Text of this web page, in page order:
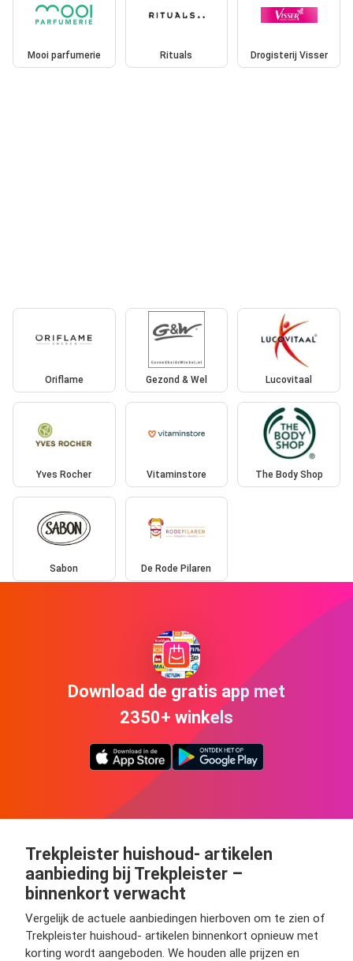
Mooi parfumerie Rituals Drogisterij Visser
Oriflame Gezond & Wel Lucovitaal
Yves Rocher Vitaminstore The Body Shop
Sabon De Rode Pilaren
Download de gratis app met
2350+ winkels
Trekpleister huishoud- artikelen
aanbieding bij Trekpleister –
binnenkort verwacht
Vergelijk de actuele aanbiedingen hierboven om te zien of
Trekpleister huishoud- artikelen binnenkort opnieuw met
korting wordt aangeboden. We houden alle prijzen en